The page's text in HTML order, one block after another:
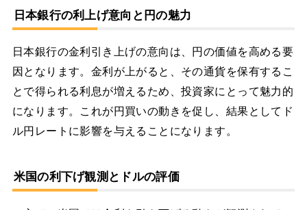
日本銀行の利上げ意向と円の魅力
日本銀行の金利引き上げの意向は、円の価値を高める要
因となります。金利が上がると、その通貨を保有するこ
とで得られる利息が増えるため、投資家にとって魅力的
になります。これが円買いの動きを促し、結果としてド
ル円レートに影響を与えることになります。
米国の利下げ観測とドルの評価